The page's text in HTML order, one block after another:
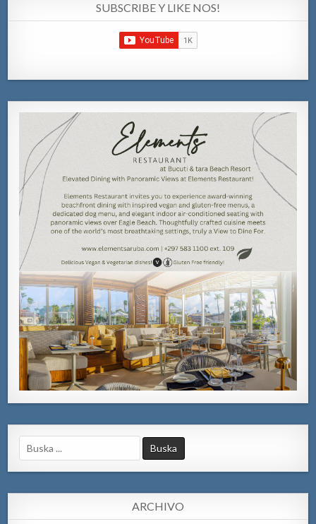
SUBSCRIBE Y LIKE NOS!
Search
for:
ARCHIVO